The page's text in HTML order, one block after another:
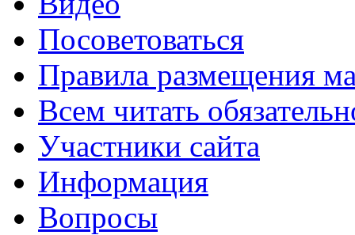
Посоветоваться
Правила размещения
Всем читать
Участники сайта
Информация
Вопросы